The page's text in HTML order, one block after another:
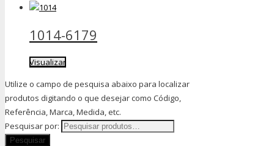
1014-6179
Visualizar
Utilize o campo de pesquisa abaixo para localizar
produtos digitando o que desejar como Código,
Referência, Marca, Medida, etc.
Pesquisar por: